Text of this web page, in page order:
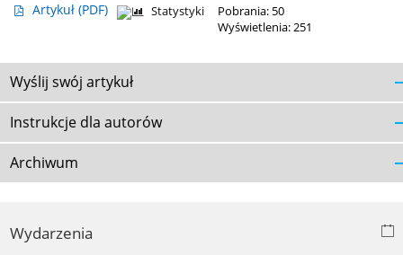
Artykuł (PDF) Statystyki
Pobrania: 50
Wyświetlenia: 251
Wyślij swój artykuł
Instrukcje dla autorów
Archiwum
Wydarzenia